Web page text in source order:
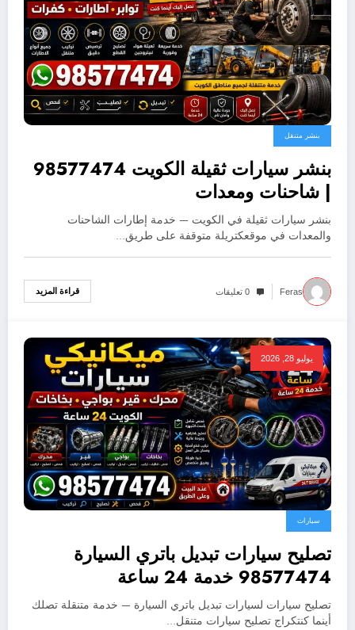
بنشر متنقل
بنشر سيارات ثقيلة الكويت 98577474
| شاحنات ومعدات
بنشر سيارات ثقيلة في الكويت — خدمة إطارات الشاحنات
والمعدات في موقعكتريلة متوقفة على طريق…
Feras 0 تعليقات قراءة المزيد
يوليو 28, 2026
سيارات
تصليح سيارات تبديل باتري السيارة
98577474 خدمة 24 ساعة
تصليح سيارات لسيارات تبديل باتري السيارة — خدمة متنقلة تصلك
أينما كنتكراج تصليح سيارات متنقل…